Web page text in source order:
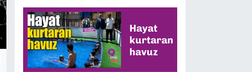
Hayat
kurtaran
havuz